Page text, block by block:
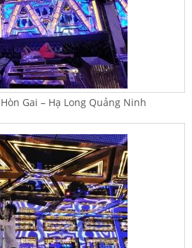
Gai – Hạ Long Quảng Ninh